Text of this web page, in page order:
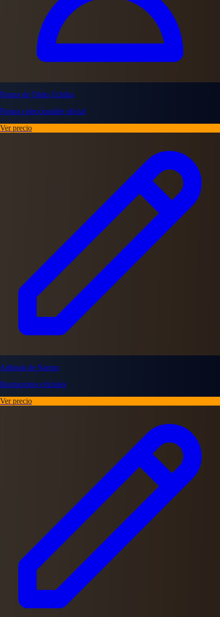
Figura de Obito Uchiha
Figura coleccionable oficial
Ver precio
Artbook de Naruto
Ilustraciones oficiales
Ver precio